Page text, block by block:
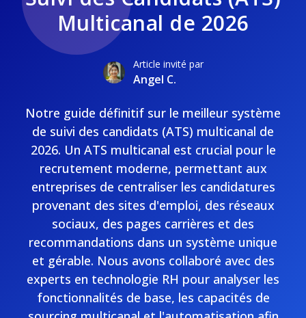
Multicanal de 2026
Article invité par
Angel C.
Notre guide définitif sur le meilleur système
de suivi des candidats (ATS) multicanal de
2026. Un ATS multicanal est crucial pour le
recrutement moderne, permettant aux
entreprises de centraliser les candidatures
provenant des sites d'emploi, des réseaux
sociaux, des pages carrières et des
recommandations dans un système unique
et gérable. Nous avons collaboré avec des
experts en technologie RH pour analyser les
fonctionnalités de base, les capacités de